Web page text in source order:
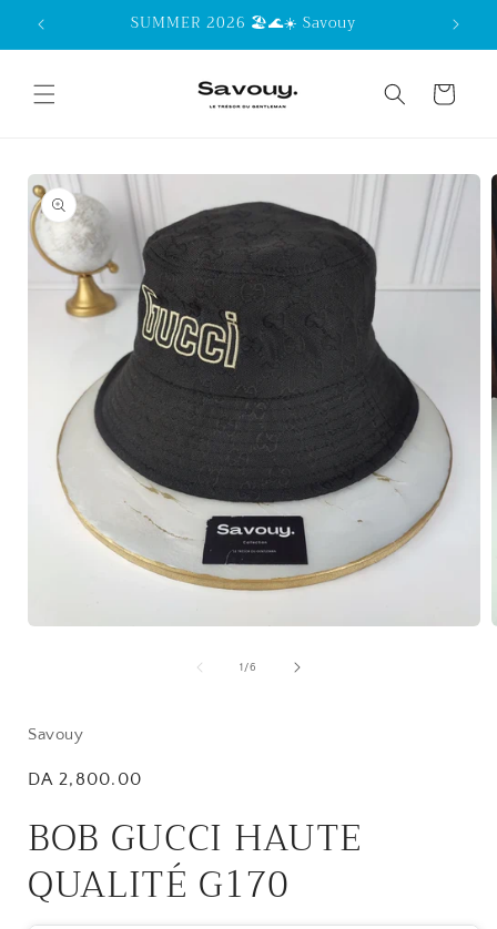
Skip to
content
SUMMER 2026 🏖️🌊☀️ Savouy
Cart
Skip to
product
information
1 /of
6
Savouy
Regular
DA 2,800.00
BOB GUCCI HAUTE
QUALITÉ G170